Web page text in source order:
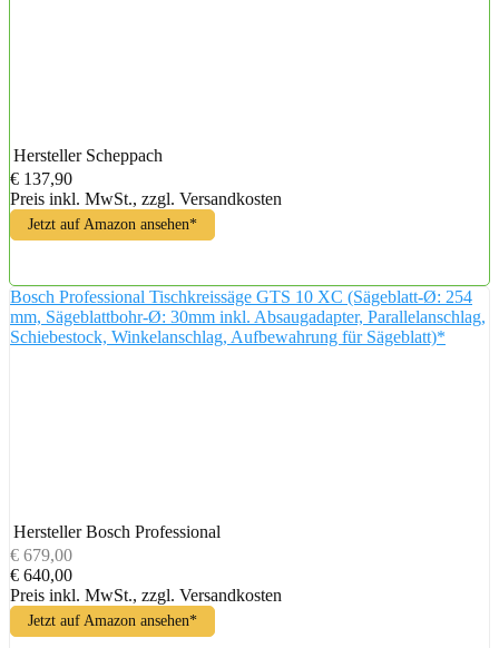
Hersteller Scheppach
€ 137,90
Preis inkl. MwSt., zzgl. Versandkosten
Jetzt auf Amazon ansehen*
Bosch Professional Tischkreissäge GTS 10 XC (Sägeblatt-Ø: 254
mm, Sägeblattbohr-Ø: 30mm inkl. Absaugadapter, Parallelanschlag,
Schiebestock, Winkelanschlag, Aufbewahrung für Sägeblatt)*
Hersteller Bosch Professional
€ 679,00
€ 640,00
Preis inkl. MwSt., zzgl. Versandkosten
Jetzt auf Amazon ansehen*